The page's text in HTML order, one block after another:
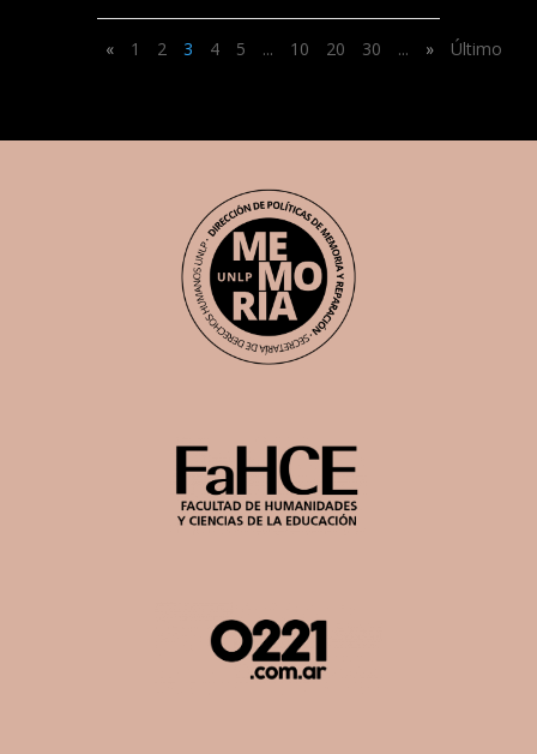
« 1 2 3 4 5 ... 10 20 30 ... » Último